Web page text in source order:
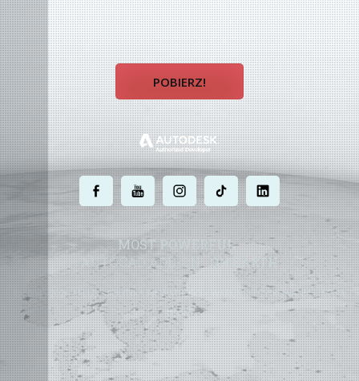
POBIERZ!
. . . . .
MOST POWERFUL
AUTOCAD ADD-ONON EARTH
© 2004 - 2026 APLUS ·POLITYKA PRYWATNOŚCI·WARUNKI UŻYTKOWANIA·MAPA
STRONY